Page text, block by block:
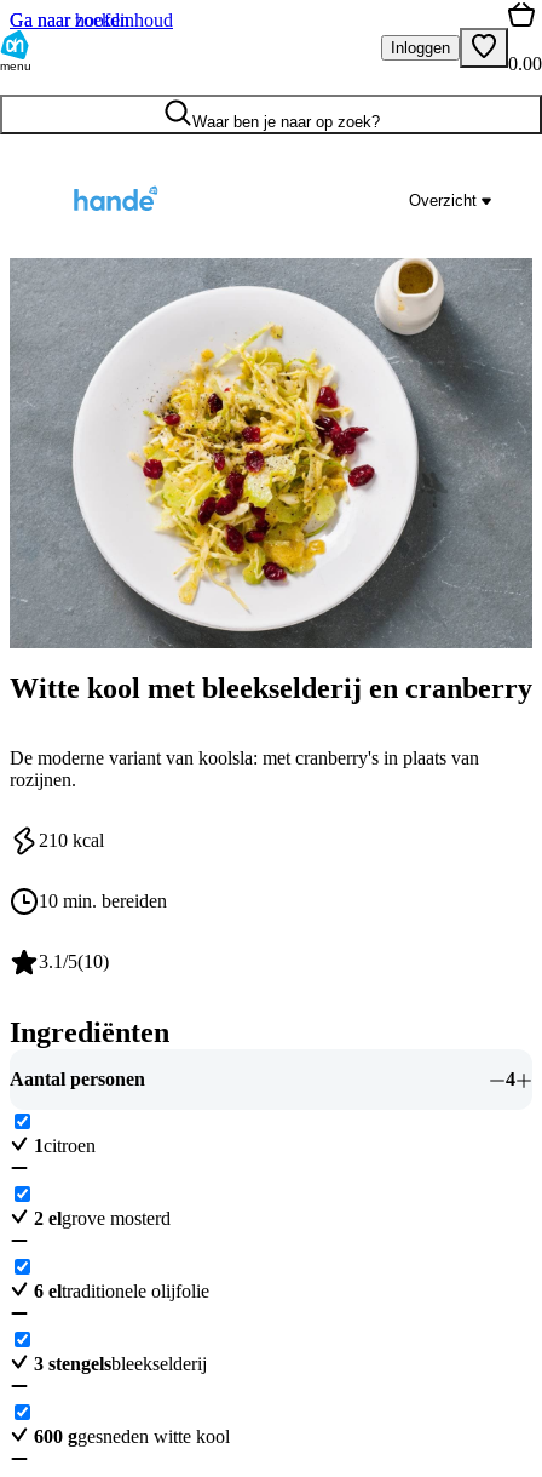
Ga naar hoofdinhoud
Ga naar zoeken
menu
Inloggen
0.00
Waar ben je naar op zoek?
Overzicht
Witte kool met bleekselderij en cranberry
De moderne variant van koolsla: met cranberry's in plaats van
rozijnen.
210 kcal
10 min. bereiden
3.1/5(10)
Ingrediënten
Aantal personen 4
1citroen
2 elgrove mosterd
6 eltraditionele olijfolie
3 stengelsbleekselderij
600 ggesneden witte kool